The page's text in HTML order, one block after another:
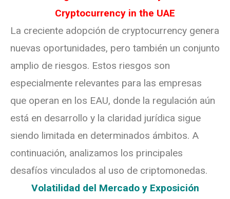
Cryptocurrency in the UAE
La creciente adopción de cryptocurrency genera
nuevas oportunidades, pero también un conjunto
amplio de riesgos. Estos riesgos son
especialmente relevantes para las empresas
que operan en los EAU, donde la regulación aún
está en desarrollo y la claridad jurídica sigue
siendo limitada en determinados ámbitos. A
continuación, analizamos los principales
desafíos vinculados al uso de criptomonedas.
Volatilidad del Mercado y Exposición